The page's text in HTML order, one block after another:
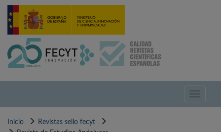
Pasar
contenido
Toggle
Inicio
Revistas sello fecyt